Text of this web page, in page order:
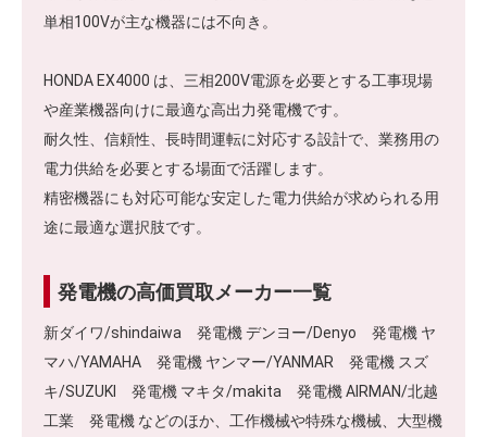
単相100Vが主な機器には不向き。
HONDA EX4000 は、三相200V電源を必要とする工事現場
や産業機器向けに最適な高出力発電機です。
耐久性、信頼性、長時間運転に対応する設計で、業務用の
電力供給を必要とする場面で活躍します。
精密機器にも対応可能な安定した電力供給が求められる用
途に最適な選択肢です。
発電機の高価買取メーカー一覧
新ダイワ/shindaiwa 発電機 デンヨー/Denyo 発電機 ヤ
マハ/YAMAHA 発電機 ヤンマー/YANMAR 発電機 スズ
キ/SUZUKI 発電機 マキタ/makita 発電機 AIRMAN/北越
工業 発電機 などのほか、工作機械や特殊な機械、大型機